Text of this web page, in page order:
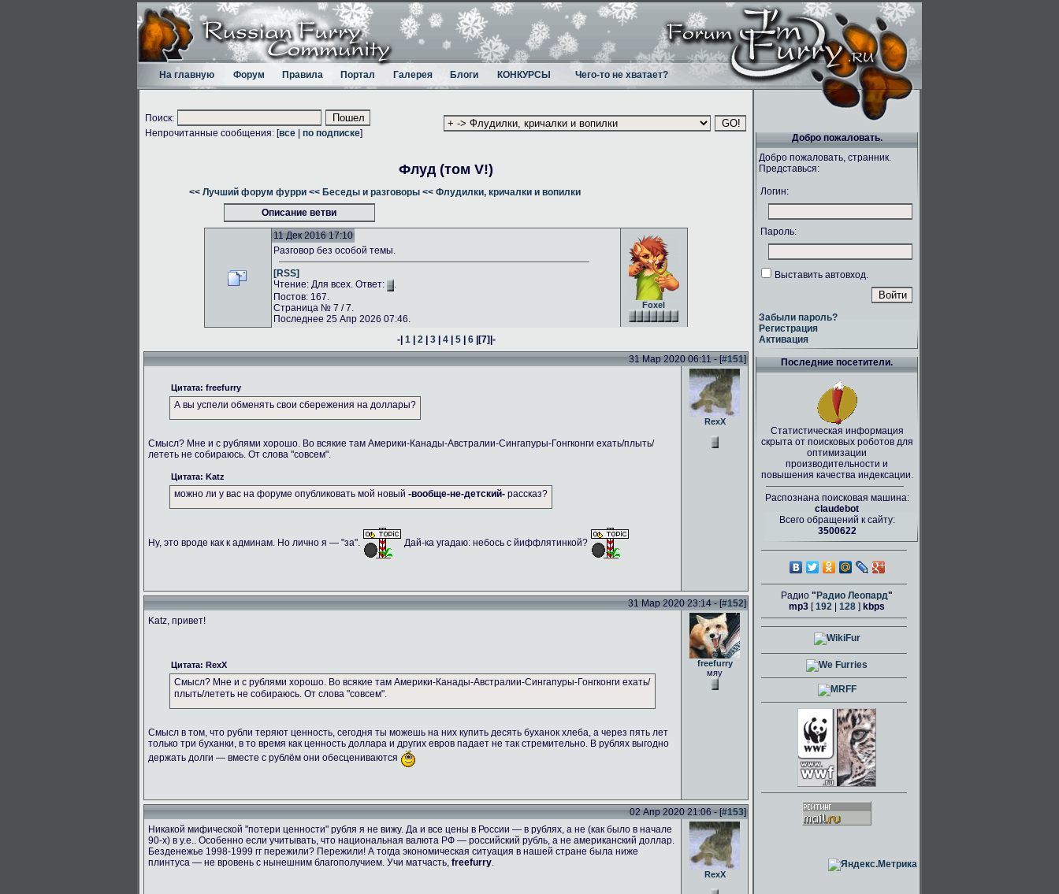
На главную Форум Правила Портал Галерея Блоги КОНКУРСЫ Чего-то не хватает?
Поиск:
Непрочитанные сообщения: [все по подписке]
Флуд (том V!)
<< Лучший форум фурри << Беседы и разговоры << Флудилки, кричалки и вопилки
Описание ветви
11 Дек 2016 17:10
Foxel
Разговор без особой темы.
[RSS]
Чтение: Для всех. Ответ:
.
Постов: 167.
Страница № 7 / 7.
Последнее 25 Апр 2026 07:46.
-| 1| 2| 3| 4| 5| 6|[7]|-
31 Мар 2020 06:11 - [#151]
Цитата: freefurry
А вы успели обменять свои сбережения на доллары?
Смысл? Мне и с рублями хорошо. Во всякие там Америки-Канады-Австралии-Сингапуры-Гонгконги ехать/плыть/
лететь не собираюсь. От слова "совсем".
Цитата: Katz
можно ли у вас на форуме опубликовать мой новый -вообще-не-детский- рассказ?
Ну, это вроде как к админам. Но лично я — "за". Дай-ка угадаю: небось с йиффлятинкой?
RexX
31 Мар 2020 23:14 - [#152]
Katz, привет!
Цитата: RexX
Смысл? Мне и с рублями хорошо. Во всякие там Америки-Канады-Австралии-Сингапуры-Гонгконги ехать/
плыть/лететь не собираюсь. От слова "совсем".
Смысл в том, что рубли теряют ценность, сегодня ты можешь на них купить десять буханок хлеба, а через пять лет
только три буханки, в то время как ценность доллара и других евров падает не так стремительно. В рублях выгодно
держать долги — вместе с рублём они обесцениваются
freefurry
мяу
02 Апр 2020 21:06 - [#153]
Никакой мифической "потери ценности" рубля я не вижу. Да и все цены в России — в рублях, а не (как было в начале
90-х) в у.е.. Особенно если учитывать, что национальная валюта РФ — российский рубль, а не американский доллар.
Безденежье 1998-1999 гг пережили? Пережили! А тогда экономическая ситуация в нашей стране была ниже
плинтуса — не вровень с нынешним благополучием. Учи матчасть, freefurry.
RexX
Добро пожаловать.
Добро пожаловать, странник.
Представься:
Логин:
Пароль:
Выставить автовход.
Забыли пароль?
Регистрация
Активация
Последние посетители.
Статистическая информация
скрыта от поисковых роботов для
оптимизации
производительности и
повышения качества индексации.
Распознана поисковая машина:
claudebot
Всего обращений к сайту:
3500622
Радио " Радио Леопард"
mp3 [192 128 ] kbps